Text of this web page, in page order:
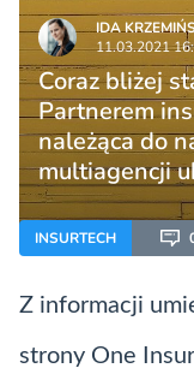
IDA
11.03.2021
Coraz bliżej
Partnerem
należąca do
multiagencji
INSURTECH
Z informacji
strony One